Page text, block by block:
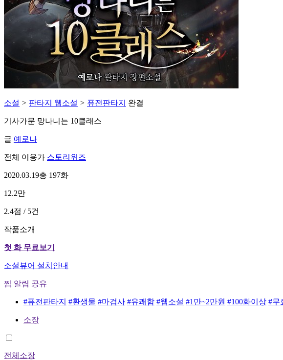
소설 > 판타지 웹소설 > 퓨전판타지 완결
기사가문 망나니는 10클래스
글 예로나
전체 이용가 스토리위즈
2020.03.19총 197화
12.2만
2.4점 / 5건
작품소개
첫 화 무료보기
소설뷰어 설치안내
찜 알림 공유
#퓨전판타지 #환생물 #마검사 #유쾌함 #웹소설 #1만~2만원 #100화이상 #무
소장
전체소장